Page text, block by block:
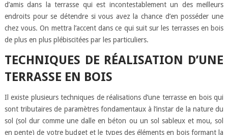
d’amis dans la terrasse qui est incontestablement un des meilleurs
endroits pour se détendre si vous avez la chance d’en posséder une
chez vous. On mettra l’accent dans ce qui suit sur les terrasses en bois
de plus en plus plébiscitées par les particuliers.
TECHNIQUES DE RÉALISATION D’UNE
TERRASSE EN BOIS
Il existe plusieurs techniques de réalisations d’une terrasse en bois qui
sont tributaires de paramètres fondamentaux à l’instar de la nature du
sol (sol dur comme une dalle en béton ou un sol sableux et mou, sol
en pente) de votre budget et le types des éléments en bois formant la